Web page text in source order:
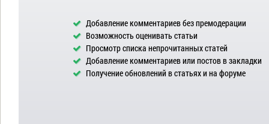
Добавление комментариев без премодерации
Возможность оценивать статьи
Просмотр списка непрочитанных статей
Добавление комментариев или постов в закладки
Получение обновлений в статьях и на форуме